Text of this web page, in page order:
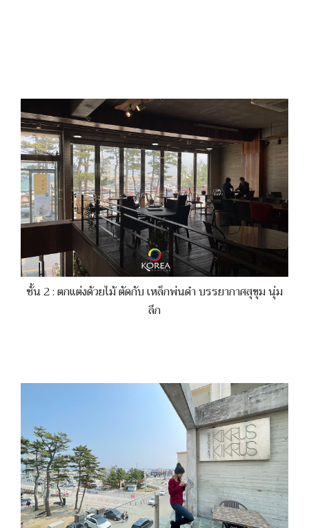
ชั้น 2 : ตกแต่งด้วยไม้ ตัดกับ เหล็กพ่นดำ บรรยากาศสุขุม นุ่ม
ลึก